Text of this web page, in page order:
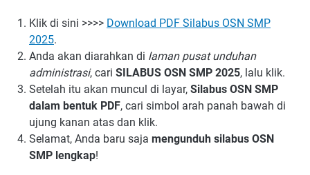
Klik di sini >>>> Download PDF Silabus OSN SMP
2025.
Anda akan diarahkan di laman pusat unduhan
administrasi, cari SILABUS OSN SMP 2025, lalu klik.
Setelah itu akan muncul di layar, Silabus OSN SMP
dalam bentuk PDF, cari simbol arah panah bawah di
ujung kanan atas dan klik.
Selamat, Anda baru saja mengunduh silabus OSN
SMP lengkap!